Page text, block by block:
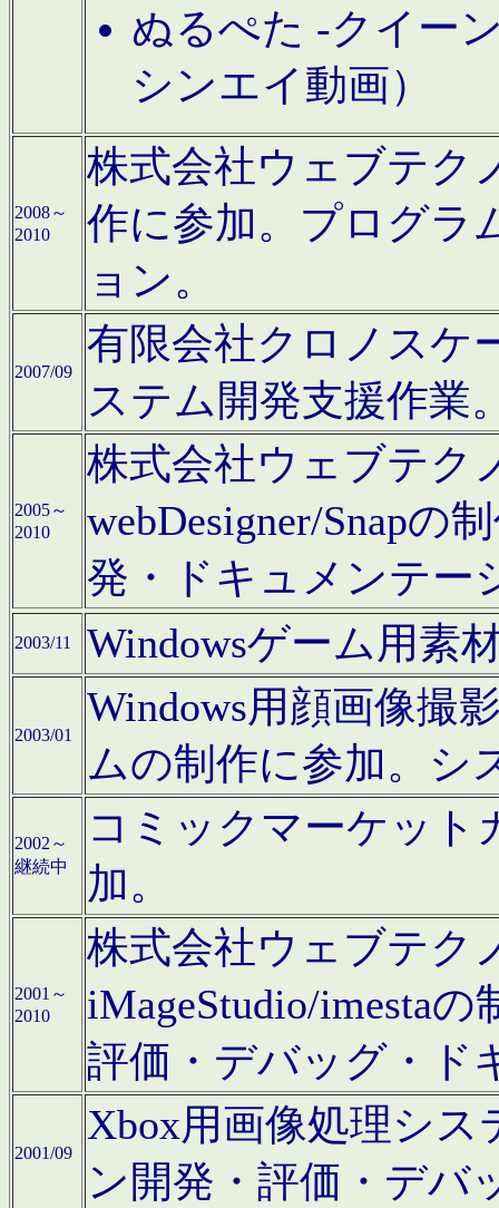
ぬるぺた -クイー
シンエイ動画）
2008～
2010
株式会社ウェブテク
作に参加。プログラ
ョン。
2007/09
有限会社クロノスケ
ステム開発支援作業
2005～
2010
株式会社ウェブテク
webDesigner/Snapの
発・ドキュメンテー
2003/11 Windowsゲーム用素
2003/01
Windows用顔画像撮
ムの制作に参加。シ
2002～
継続中
コミックマーケット
加。
2001～
2010
株式会社ウェブテク
iMageStudio/imesta
評価・デバッグ・ド
2001/09
Xbox用画像処理シ
ン開発・評価・デバ